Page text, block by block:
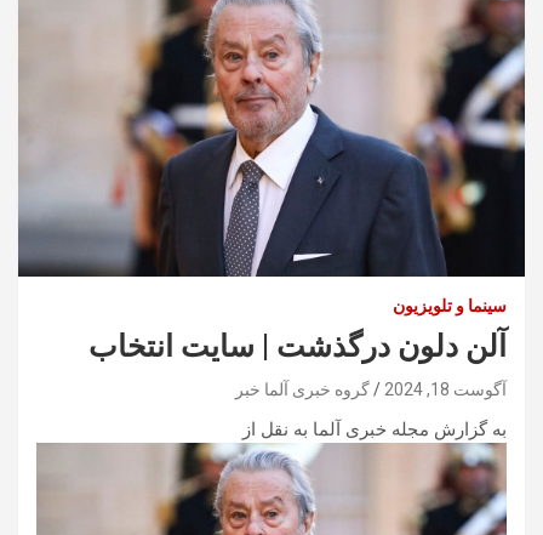
سینما و تلویزیون
آلن دلون درگذشت | سایت انتخاب
آگوست 18, 2024 گروه خبری آلما خبر
به گزارش مجله خبری آلما به نقل از